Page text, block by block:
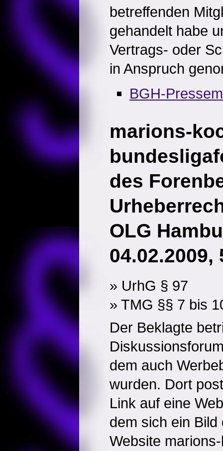
betreffenden
gehandelt habe
Vertrags- oder
in Anspruch
BGH-
marions-
des
OLG
04.02.2009,
» UrhG § 97
» TMG §§ 7 bis
Der Beklagte
dem auch
wurden. Dort
Link auf eine
dem sich ein
Website